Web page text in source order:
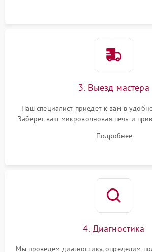
3. Выезд мастера
Наш специалист приедет к вам в
Заберет ваш микроволновая печь и
Подробнее
4. Диагностика
Мы проведем диагностику, определим